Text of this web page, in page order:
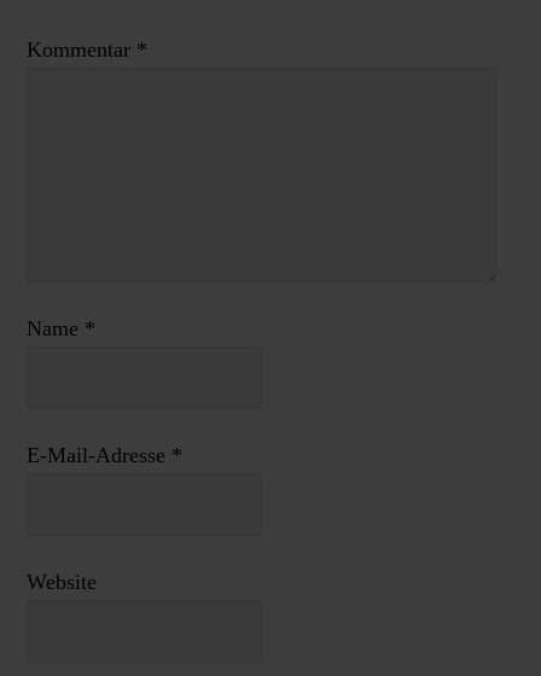
Kommentar *
Name *
E-Mail-Adresse *
Website